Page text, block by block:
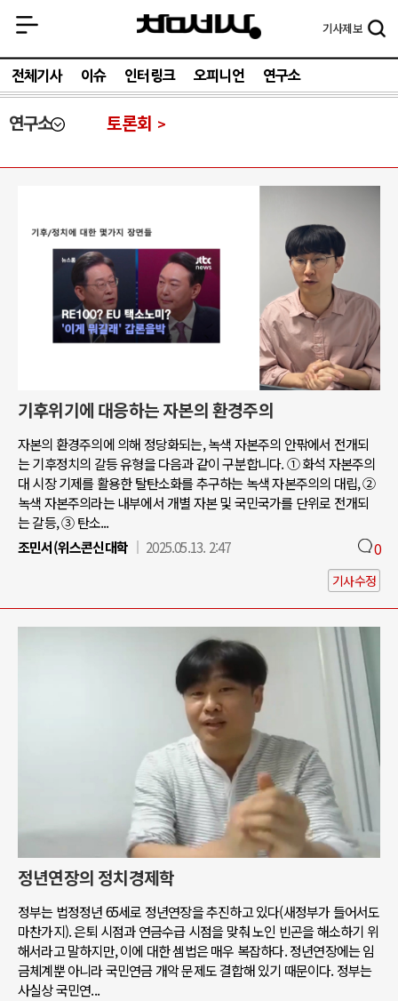
기사제보
전체기사 이슈 인터링크 오피니언 연구소
연구소 토론회
기후위기에 대응하는 자본의 환경주의
자본의 환경주의에 의해 정당화되는, 녹색 자본주의 안팎에서 전개되
는 기후정치의 갈등 유형을 다음과 같이 구분합니다. ① 화석 자본주의
대 시장 기제를 활용한 탈탄소화를 추구하는 녹색 자본주의의 대립, ②
녹색 자본주의라는 내부에서 개별 자본 및 국민국가를 단위로 전개되
는 갈등, ③ 탄소...
조민서(위스콘신대학
2025.05.13. 2:47 0
기사수정
정년연장의 정치경제학
정부는 법정정년 65세로 정년연장을 추진하고 있다(새정부가 들어서도
마찬가지). 은퇴 시점과 연금수급 시점을 맞춰 노인 빈곤을 해소하기 위
해서라고 말하지만, 이에 대한 셈법은 매우 복잡하다. 정년연장에는 임
금체계뿐 아니라 국민연금 개악 문제도 결합해 있기 때문이다. 정부는
사실상 국민연...